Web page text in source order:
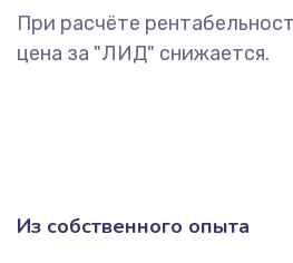
При расчёте
цена за "ЛИД" снижается.
Из собственного опыта